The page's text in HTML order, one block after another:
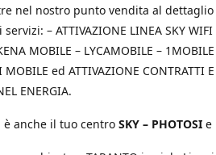
nel nostro punto vendita al
– ATTIVAZIONE LINEA SKY
MOBILE – LYCAMOBILE –
ed ATTIVAZIONE CONTRATTI
ENERGIA.
è anche il tuo centro SKY – PHOTOSI e